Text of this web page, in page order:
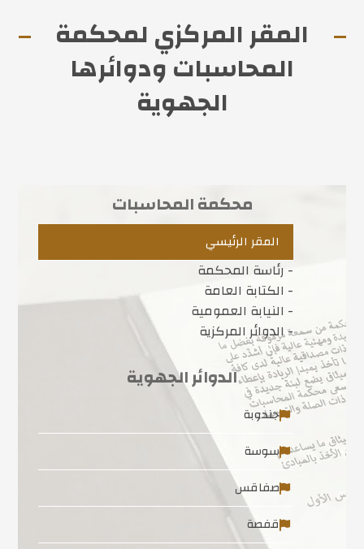
المقر المركزي لمحكمة
المحاسبات ودوائرها
الجهوية
محكمة المحاسبات
المقر الرئيسي
- رئاسة المحكمة
- الكتابة العامة
- النيابة العمومية
- الدوائر المركزية
الدوائر الجهوية
جندوبة
سوسة
صفاقس
قفصة